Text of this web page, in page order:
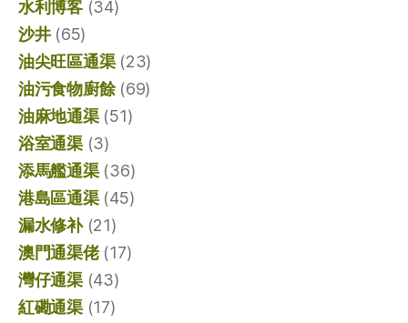
水利博客(34)
沙井(65)
油尖旺區通渠(23)
油污食物廚餘(69)
油麻地通渠(51)
浴室通渠(3)
添馬艦通渠(36)
港島區通渠(45)
漏水修补(21)
澳門通渠佬(17)
灣仔通渠(43)
紅磡通渠(17)